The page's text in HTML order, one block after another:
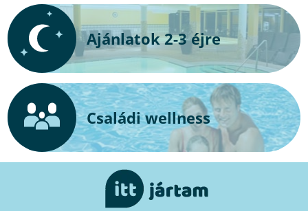
Ajánlatok 2-3 éjre
Családi wellness